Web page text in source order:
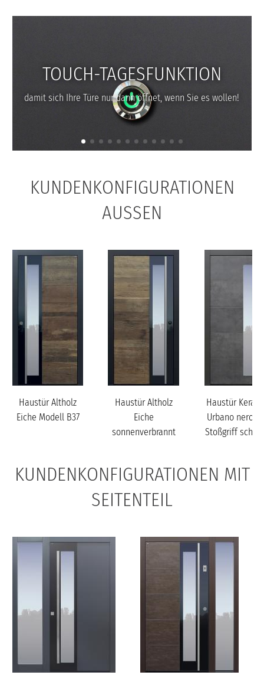
UNTERNEHMEN
TOUCH-TAGESFUNKTION
damit sich Ihre Türe nur dann öffnet, wenn Sie es wollen!
KUNDENKONFIGURATIONEN
AUSSEN
Haustür Altholz
Eiche Modell B37
Haustür Altholz
Eiche
sonnenverbrannt
Haustür
Urbano nero
Stoßgriff
KUNDENKONFIGURATIONEN MIT
SEITENTEIL